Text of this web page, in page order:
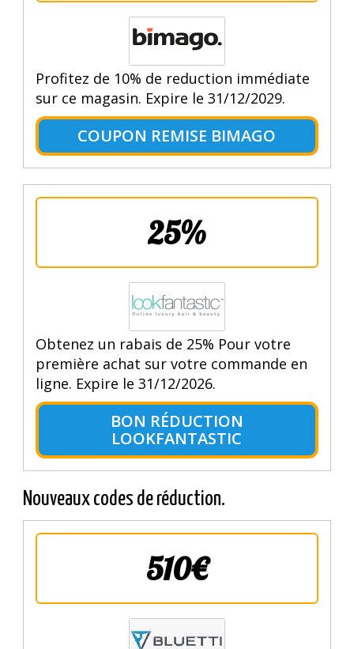
Profitez de 10% de reduction immédiate
sur ce magasin. Expire le 31/12/2029.
COUPON REMISE BIMAGO
25%
Obtenez un rabais de 25% Pour votre
première achat sur votre commande en
ligne. Expire le 31/12/2026.
BON RÉDUCTION
LOOKFANTASTIC
Nouveaux codes de réduction.
510€